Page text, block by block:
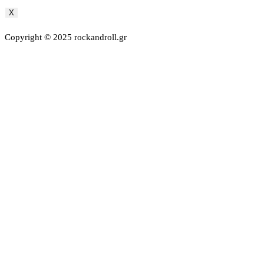
X
Copyright © 2025 rockandroll.gr